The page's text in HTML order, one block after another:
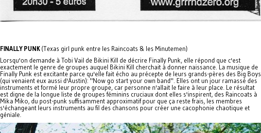
FINALLY PUNK(Texas girl punk entre les Raincoats & les Minutemen)
Lorsqu'on demande à Tobi Vail de Bikini Kill de décrire Finally Punk, elle répond que c'est
exactement le genre de groupes auquel Bikini Kill cherchait à donner naissance. La musique de
Finally Punk est excitante parce qu'elle fait écho au précepte de leurs grands-pères des Big Boys
(qui venaient eux aussi d'Austin): "Now go start your own band". Elles ont un jour ramassé des
instruments et formé leur propre groupe, car personne n'allait le faire à leur place. Le résultat
est digne de la longue liste de groupes féminins cruciaux dont elles s'inspirent, des Raincoats à
Mika Miko, du post-punk suffisamment approximatif pour que ça reste frais, les membres
s'échangeant leurs instruments au fil des chansons pour créer une cacophonie chaotique et
géniale.